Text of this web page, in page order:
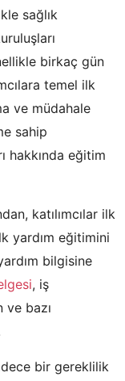
sağlık
birkaç gün
temel ilk
ve müdahale
sahip
hakkında eğitim
katılımcılar ilk
yardım eğitimini
bilgisine
, iş
ve bazı
bir gereklilik